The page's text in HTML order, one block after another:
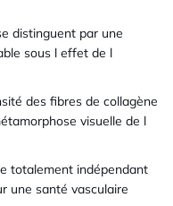
distinguent par une
sous l effet de l
des fibres de collagène
visuelle de l
totalement indépendant
une santé vasculaire